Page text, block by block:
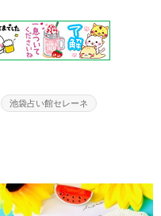
池袋占い館セレーネ